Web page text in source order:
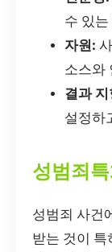
수 있
자원:
소스와
결과 지
설정하
성범죄
성범죄 사건
받는 것이